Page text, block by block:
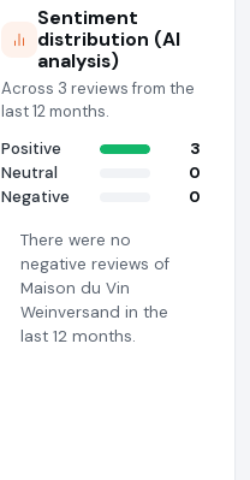
Sentiment
distribution (AI
analysis)
Across 3 reviews from the
last 12 months.
Positive
3
Neutral
0
Negative
0
There were no
negative reviews of
Maison du Vin
Weinversand in the
last 12 months.